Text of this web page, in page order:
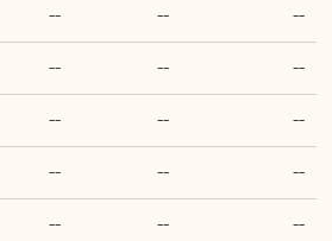
--
--
--
--
--
--
--
--
--
--
--
--
--
--
--